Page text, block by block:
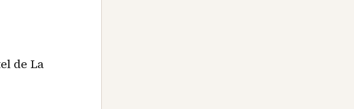
de La